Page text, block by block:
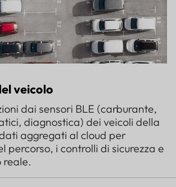
veicolo
dai sensori BLE (carburante,
diagnostica) dei veicoli della
aggregati al cloud per
percorso, i controlli di sicurezza e
reale.